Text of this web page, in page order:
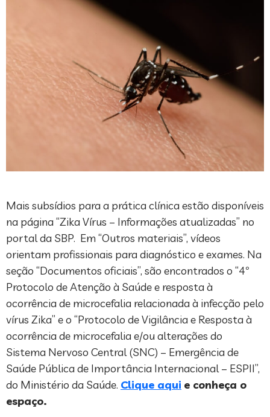
Mais subsídios para a prática clínica estão disponíveis
na página “Zika Vírus – Informações atualizadas” no
portal da SBP. Em “Outros materiais”, vídeos
orientam profissionais para diagnóstico e exames. Na
seção “Documentos oficiais”, são encontrados o “4º
Protocolo de Atenção à Saúde e resposta à
ocorrência de microcefalia relacionada à infecção pelo
vírus Zika” e o “Protocolo de Vigilância e Resposta à
ocorrência de microcefalia e/ou alterações do
Sistema Nervoso Central (SNC) – Emergência de
Saúde Pública de Importância Internacional – ESPII”,
do Ministério da Saúde. Clique aqui e conheça o
espaço.